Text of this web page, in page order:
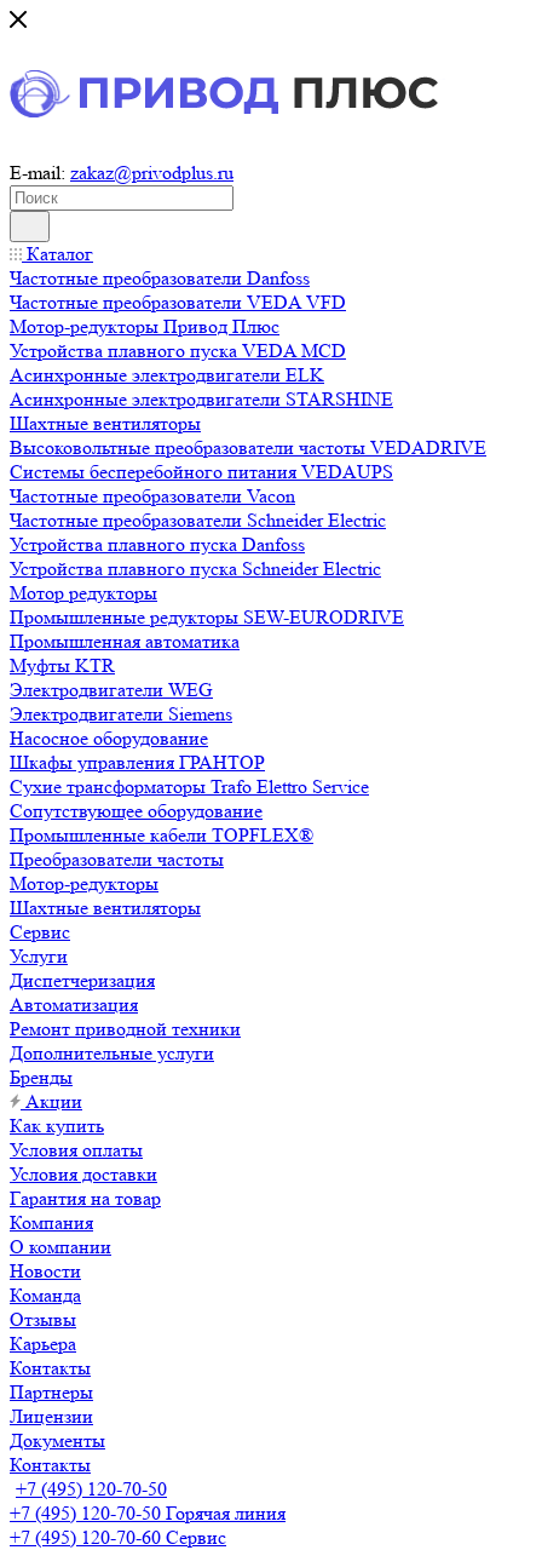
E-mail: zakaz@privodplus.ru
Каталог
Частотные преобразователи Danfoss
Частотные преобразователи VEDA VFD
Мотор-редукторы Привод Плюс
Устройства плавного пуска VEDA MCD
Асинхронные электродвигатели ELK
Асинхронные электродвигатели STARSHINE
Шахтные вентиляторы
Высоковольтные преобразователи частоты VEDADRIVE
Системы бесперебойного питания VEDAUPS
Частотные преобразователи Vacon
Частотные преобразователи Schneider Electric
Устройства плавного пуска Danfoss
Устройства плавного пуска Schneider Electric
Мотор редукторы
Промышленные редукторы SEW-EURODRIVE
Промышленная автоматика
Муфты KTR
Электродвигатели WEG
Электродвигатели Siemens
Насосное оборудование
Шкафы управления ГРАНТОР
Сухие трансформаторы Trafo Elettro Service
Сопутствующее оборудование
Промышленные кабели TOPFLEX®
Преобразователи частоты
Мотор-редукторы
Шахтные вентиляторы
Сервис
Услуги
Диспетчеризация
Автоматизация
Ремонт приводной техники
Дополнительные услуги
Бренды
Акции
Как купить
Условия оплаты
Условия доставки
Гарантия на товар
Компания
О компании
Новости
Команда
Отзывы
Карьера
Контакты
Партнеры
Лицензии
Документы
Контакты
+7 (495) 120-70-50
+7 (495) 120-70-50 Горячая линия
+7 (495) 120-70-60 Сервис